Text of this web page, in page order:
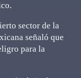
sector de la
señaló que
para la